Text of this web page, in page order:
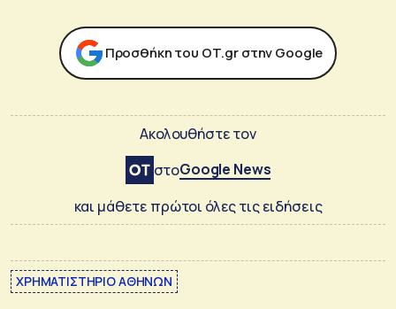
Προσθήκη του ΟΤ.gr στην Google
Ακολουθήστε τον
στοGoogle News
και μάθετε πρώτοι όλες τις ειδήσεις
ΧΡΗΜΑΤΙΣΤΗΡΙΟ ΑΘΗΝΩΝ